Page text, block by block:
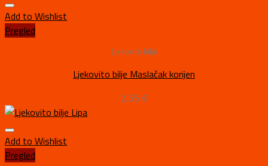
Add to Wishlist
Pregled
Ljekovito bilje
Ljekovito bilje Maslačak korijen
2,55 €
Add to Wishlist
Pregled